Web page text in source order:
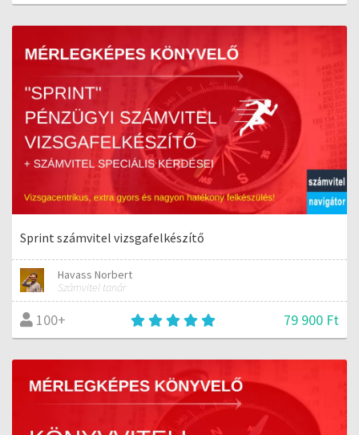
Sprint számvitel vizsgafelkészítő
Havass Norbert
Számvitel tanár
100+ 79 900 Ft